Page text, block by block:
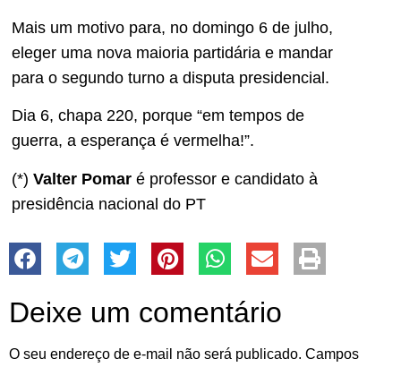
Mais um motivo para, no domingo 6 de julho,
eleger uma nova maioria partidária e mandar
para o segundo turno a disputa presidencial.
Dia 6, chapa 220, porque “em tempos de
guerra, a esperança é vermelha!”.
(*) Valter Pomar é professor e candidato à
presidência nacional do PT
Deixe um comentário
O seu endereço de e-mail não será publicado. Campos